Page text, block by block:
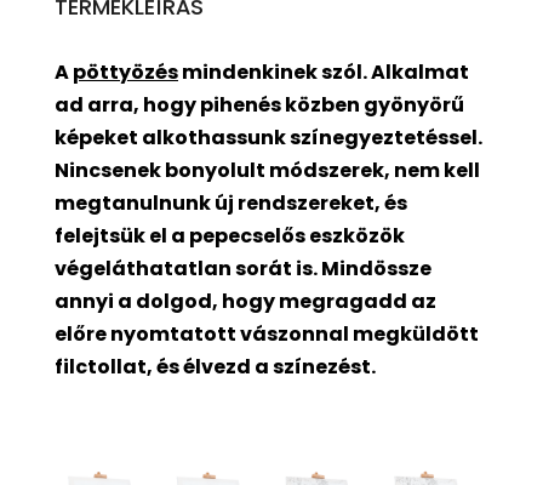
TERMÉKLEÍRÁS
Apöttyözésmindenkinek szól. Alkalmat
ad arra, hogy pihenés közben gyönyörű
képeket alkothassunk színegyeztetéssel.
Nincsenek bonyolult módszerek, nem kell
megtanulnunk új rendszereket, és
felejtsük el a pepecselős eszközök
végeláthatatlan sorát is. Mindössze
annyi a dolgod, hogy megragadd az
előre nyomtatott vászonnal megküldött
filctollat, és élvezd a színezést.